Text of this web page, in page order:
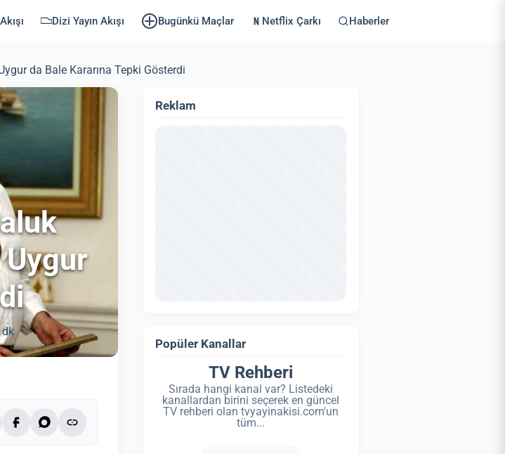
Dizi Yayın Akışı Bugünkü Maçlar Netflix Çarkı Haberler
da Bale Kararına Tepki Gösterdi
Reklam
Popüler Kanallar
TV Rehberi
Sırada hangi kanal var? Listedeki
kanallardan birini seçerek en güncel
TV rehberi olan tvyayinakisi.com'un
tüm...